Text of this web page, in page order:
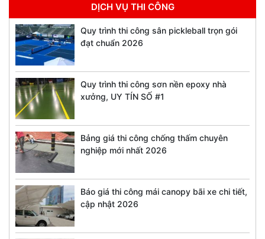
DỊCH VỤ THI CÔNG
Quy trình thi công sân pickleball trọn gói
đạt chuẩn 2026
Quy trình thi công sơn nền epoxy nhà
xưởng, UY TÍN SỐ #1
Bảng giá thi công chống thấm chuyên
nghiệp mới nhất 2026
Báo giá thi công mái canopy bãi xe chi tiết,
cập nhật 2026